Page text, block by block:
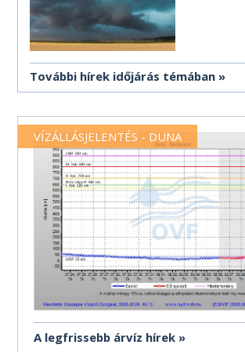
További hírek időjárás témában
VÍZÁLLÁSJELENTÉS - DUNA
A legfrissebb árvíz hírek